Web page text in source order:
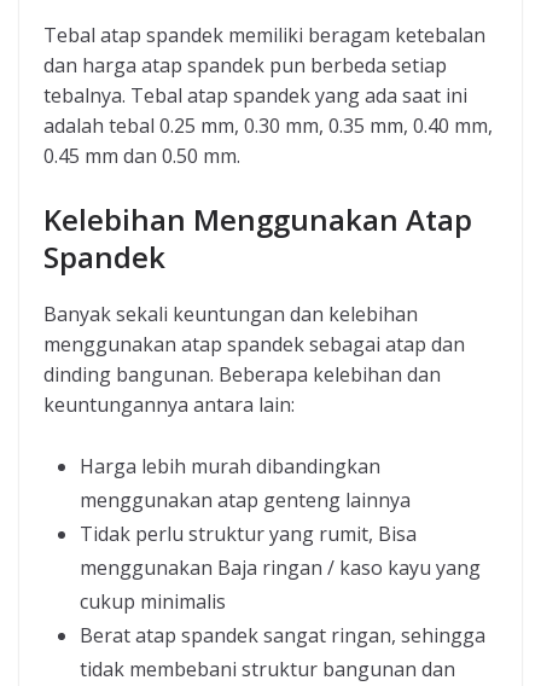
Tebal atap spandek memiliki beragam ketebalan
dan harga atap spandek pun berbeda setiap
tebalnya. Tebal atap spandek yang ada saat ini
adalah tebal 0.25 mm, 0.30 mm, 0.35 mm, 0.40 mm,
0.45 mm dan 0.50 mm.
Kelebihan Menggunakan Atap
Spandek
Banyak sekali keuntungan dan kelebihan
menggunakan atap spandek sebagai atap dan
dinding bangunan. Beberapa kelebihan dan
keuntungannya antara lain:
Harga lebih murah dibandingkan
menggunakan atap genteng lainnya
Tidak perlu struktur yang rumit, Bisa
menggunakan Baja ringan / kaso kayu yang
cukup minimalis
Berat atap spandek sangat ringan, sehingga
tidak membebani struktur bangunan dan